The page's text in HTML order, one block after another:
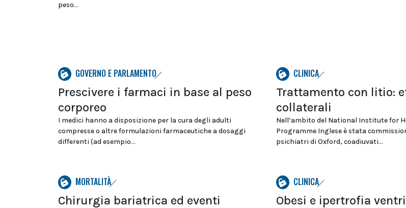
peso...
GOVERNO E PARLAMENTO
Prescivere i farmaci in base al peso
corporeo
I medici hanno a disposizione per la cura degli adulti
compresse o altre formulazioni farmaceutiche a dosaggi
differenti (ad esempio...
CLINICA
Trattamento con litio:
collaterali
Nell’ambito del National Institute for
Programme Inglese è stata
psichiatri di Oxford, coadiuvati...
MORTALITÀ
Chirurgia bariatrica ed eventi
CLINICA
Obesi e ipertrofia